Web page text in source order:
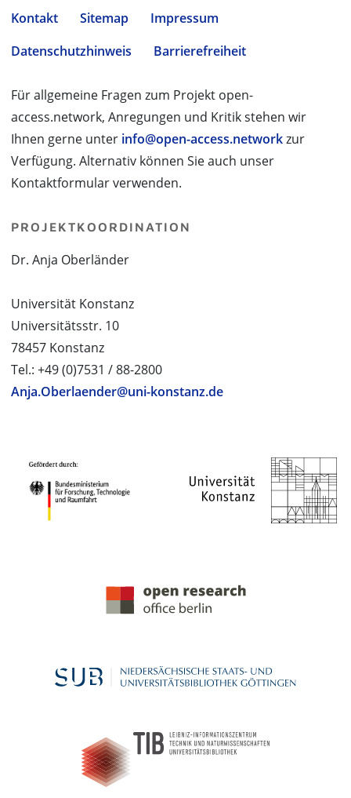
Kontakt Sitemap
Impressum
Datenschutzhinweis
Barrierefreiheit
Für allgemeine Fragen zum Projekt open-
access.network, Anregungen und Kritik stehen wir
Ihnen gerne unter info@open-access.networkzur
Verfügung. Alternativ können Sie auch unser
Kontaktformular verwenden.
PROJEKTKOORDINATION
Dr. Anja Oberländer
Universität Konstanz
Universitätsstr. 10
78457 Konstanz
Tel.: +49 (0)7531 / 88-2800
Anja.Oberlaender@uni-konstanz.de